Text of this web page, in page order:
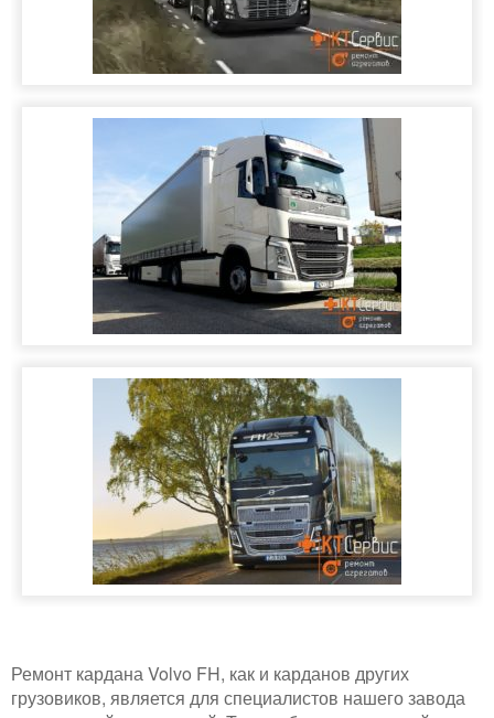
Ремонт кардана Volvo FH, как и карданов других
грузовиков, является для специалистов нашего завода